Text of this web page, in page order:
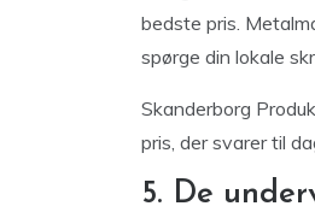
bedste pris.
spørge din lokale
Skanderborg
pris, der svarer til
5. De